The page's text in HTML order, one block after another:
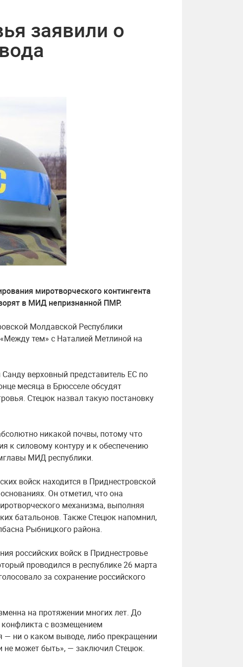
заявили о
миротворческого контингента
в МИД непризнанной ПМР.
Молдавской Республики
тем» с Наталией Метлиной на
верховный представитель ЕС по
месяца в Брюсселе обсудят
Стецюк назвал такую постановку
никакой почвы, потому что
к силовому контуру и к обеспечению
МИД республики.
войск находится в Приднестровской
Он отметил, что она
механизма, выполняя
батальонов. Также Стецюк напомнил,
Рыбницкого района.
российских войск в Приднестровье
проводился в республике 26 марта
за сохранение российского
на протяжении многих лет. До
с возмещением
— ни о каком выводе, либо прекращении
не может быть», — заключил Стецюк.